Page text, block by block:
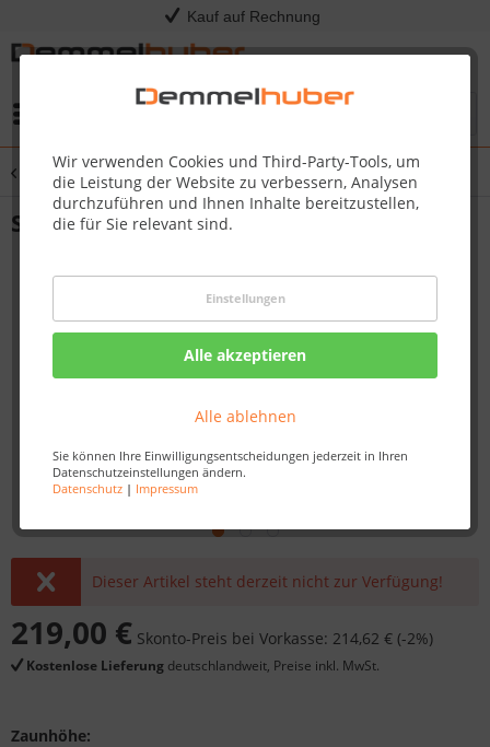
Kauf auf Rechnung
Wir verwenden Cookies und Third-Party-Tools, um
die Leistung der Website zu verbessern, Analysen
durchzuführen und Ihnen Inhalte bereitzustellen,
die für Sie relevant sind.
Einstellungen
Alle akzeptieren
Alle ablehnen
Sie können Ihre Einwilligungsentscheidungen jederzeit in Ihren
Datenschutzeinstellungen ändern.
Datenschutz| Impressum
Übersicht Stahl-Vorgartenzaun MADRID
Stahl-Zaunfeld MADRID
Dieser Artikel steht derzeit nicht zur Verfügung!
219,00 € Skonto-Preis bei Vorkasse: 214,62 € (-2%)
Kostenlose Lieferung deutschlandweit, Preise inkl. MwSt.
Zaunhöhe: